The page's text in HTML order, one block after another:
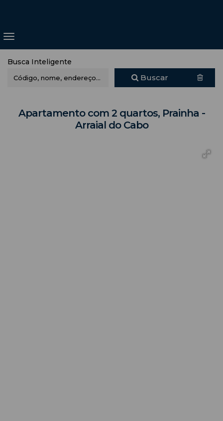
Busca Inteligente
Buscar
Apartamento com 2 quartos, Prainha -
Arraial do Cabo